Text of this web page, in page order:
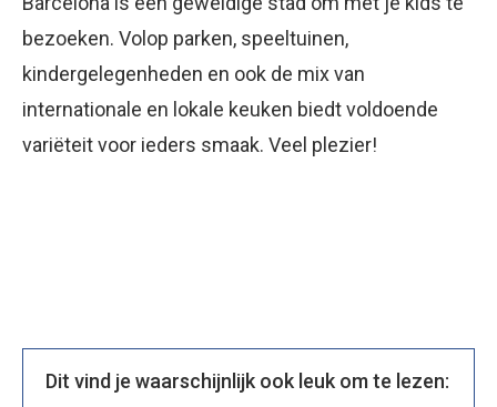
bezoeken. Volop parken, speeltuinen,
kindergelegenheden en ook de mix van
internationale en lokale keuken biedt voldoende
variëteit voor ieders smaak. Veel plezier!
Dit vind je waarschijnlijk ook leuk om te lezen: